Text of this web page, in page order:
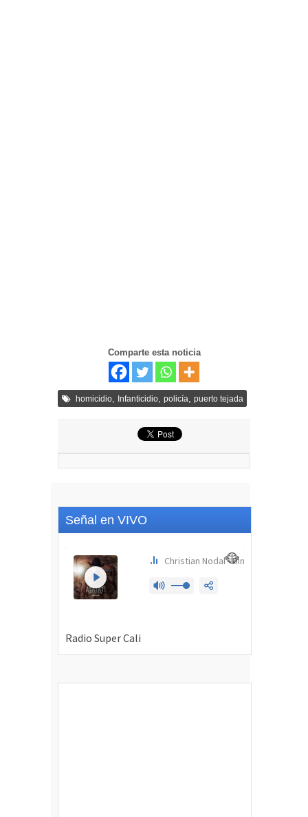
Comparte esta noticia
homicidio, Infanticidio, policía, puerto tejada
Señal en VIVO